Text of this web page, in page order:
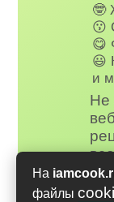
На
файлы
🤓
😗
😋
😃
и
Не